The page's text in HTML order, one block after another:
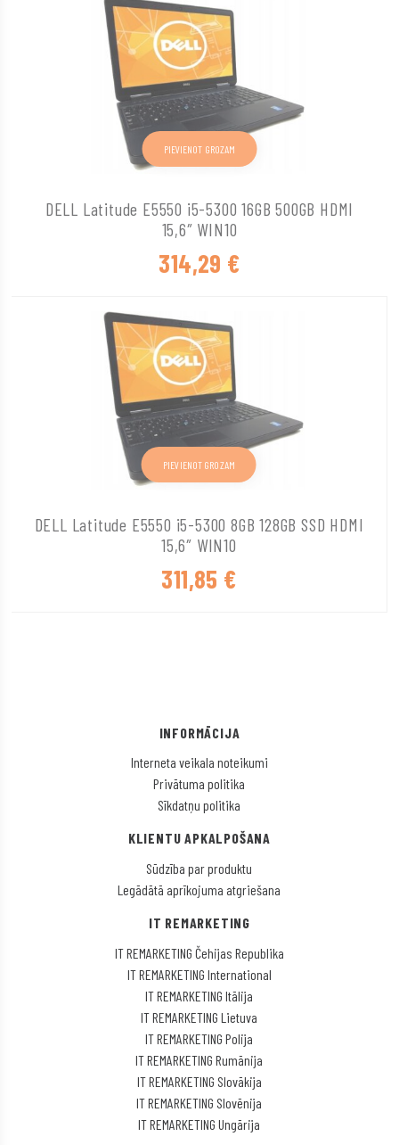
DELL Latitude E5550 i5-5300 16GB 500GB HDMI
15,6″ WIN10
314,29 €
PIEVIENOT GROZAM
DELL Latitude E5550 i5-5300 8GB 128GB SSD HDMI
15,6″ WIN10
311,85 €
PIEVIENOT GROZAM
INFORMĀCIJA
Interneta veikala noteikumi
Privātuma politika
Sīkdatņu politika
KLIENTU APKALPOŠANA
Sūdzība par produktu
Legādātā aprīkojuma atgriešana
IT REMARKETING
IT REMARKETING Čehijas Republika
IT REMARKETING International
IT REMARKETING Itālija
IT REMARKETING Lietuva
IT REMARKETING Polija
IT REMARKETING Rumānija
IT REMARKETING Slovākija
IT REMARKETING Slovēnija
IT REMARKETING Ungārija